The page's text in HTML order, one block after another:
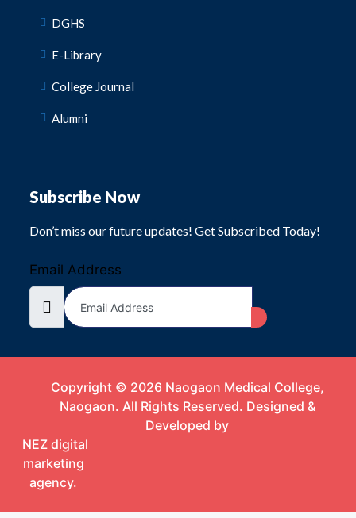
DGHS
E-Library
College Journal
Alumni
Subscribe Now
Don’t miss our future updates! Get Subscribed Today!
Email Address
Copyright © 2026 Naogaon Medical College,
Naogaon. All Rights Reserved. Designed &
Developed by
NEZ digital
marketing
agency.